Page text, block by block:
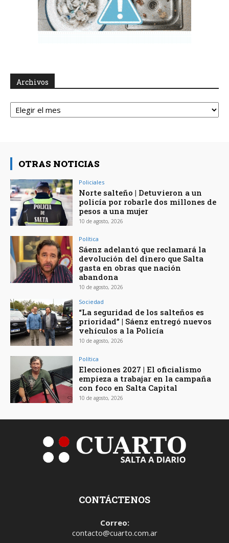
Archivos
Archivos
OTRAS NOTICIAS
Policiales
Norte salteño | Detuvieron a un
policía por robarle dos millones de
pesos a una mujer
10 de agosto, 2026
Política
Sáenz adelantó que reclamará la
devolución del dinero que Salta
gasta en obras que nación
abandona
10 de agosto, 2026
Sociedad
“La seguridad de los salteños es
prioridad” | Sáenz entregó nuevos
vehículos a la Policía
10 de agosto, 2026
Política
Elecciones 2027 | El oficialismo
empieza a trabajar en la campaña
con foco en Salta Capital
10 de agosto, 2026
CONTÁCTENOS
Correo:
contacto@cuarto.com.ar